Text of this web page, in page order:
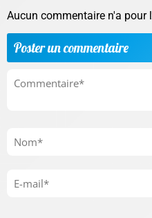
Aucun commentaire n'a pour
Poster un commentaire